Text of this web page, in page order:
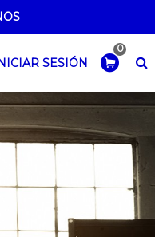
SESIÓN
0